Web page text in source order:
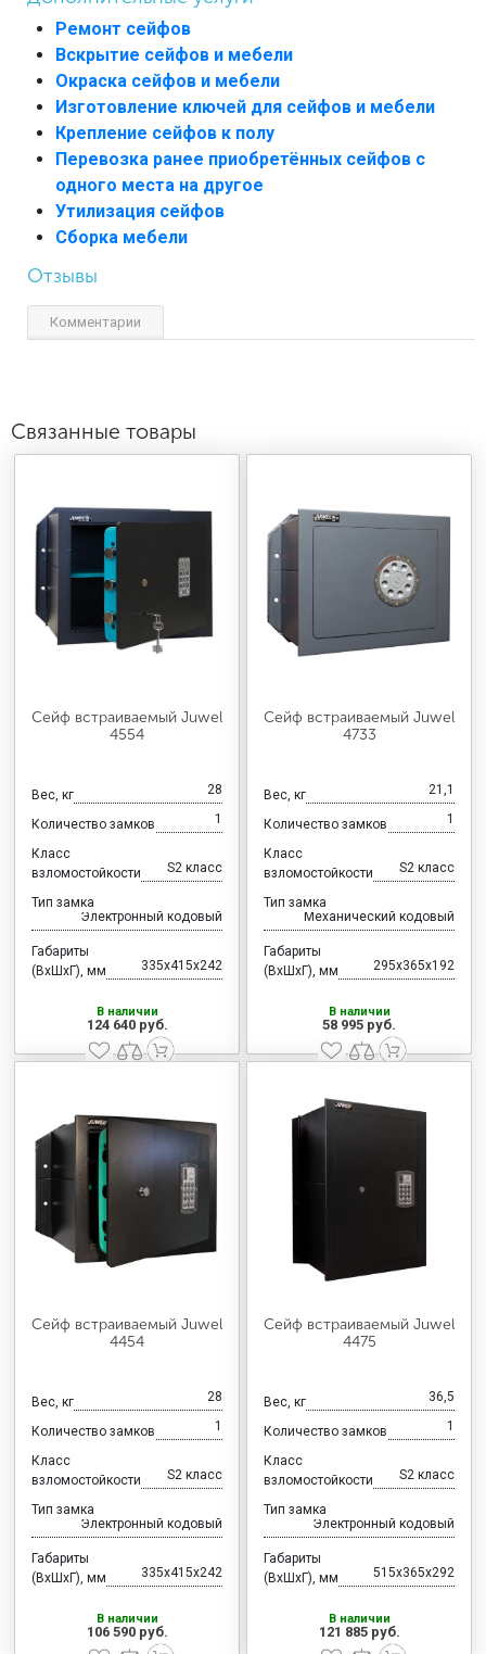
Ремонт сейфов
Вскрытие сейфов и мебели
Окраска сейфов и мебели
Изготовление ключей для сейфов и мебели
Крепление сейфов к полу
Перевозка ранее приобретённых сейфов с
одного места на другое
Утилизация сейфов
Сборка мебели
Отзывы
Комментарии
Связанные товары
Сейф встраиваемый Juwel
4554
Вес, кг 28
Количество замков 1
Класс
взломостойкости
S2 класс
Тип замка
Электронный кодовый
Габариты
(ВхШхГ), мм
335x415x242
В наличии
124 640 руб.
Сейф встраиваемый Juwel
4733
Вес, кг 21,1
Количество замков 1
Класс
взломостойкости
S2 класс
Тип замка
Механический кодовый
Габариты
(ВхШхГ), мм
295x365x192
В наличии
58 995 руб.
Сейф встраиваемый Juwel
4454
Вес, кг 28
Количество замков 1
Класс
взломостойкости
S2 класс
Тип замка
Электронный кодовый
Габариты
(ВхШхГ), мм
335x415x242
В наличии
106 590 руб.
Сейф встраиваемый Juwel
4475
Вес, кг 36,5
Количество замков 1
Класс
взломостойкости
S2 класс
Тип замка
Электронный кодовый
Габариты
(ВхШхГ), мм
515x365x292
В наличии
121 885 руб.